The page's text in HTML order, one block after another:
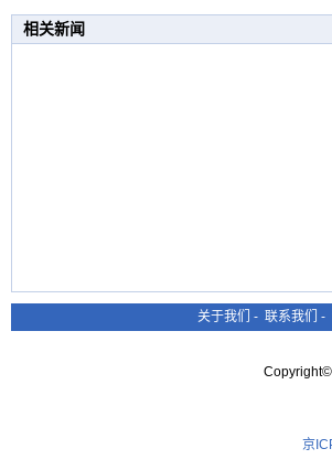
相关新闻
关于我们 - 联系我们 -
京